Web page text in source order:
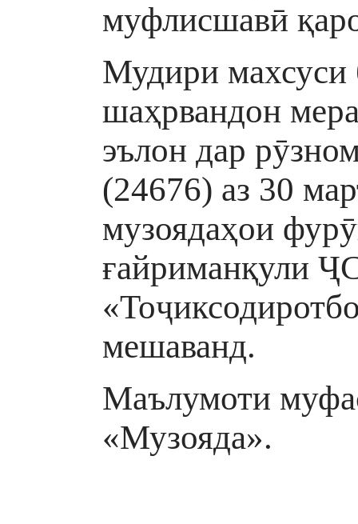
муфлисшавӣ
Мудири махсуси
шаҳрвандон
эълон дар
(24676) аз 30
музоядаҳои
ғайриманқули
мешаванд.
Маълумоти
«Музояда».